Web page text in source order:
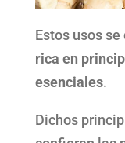
Estos usos se
rica en
esenciales.
Dichos